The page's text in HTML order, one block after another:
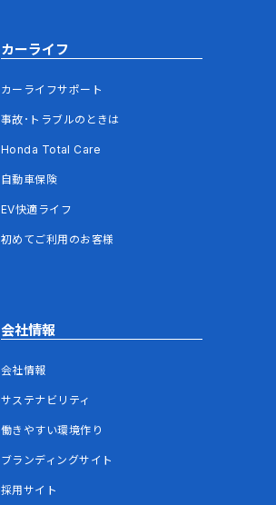
カーライフ
カーライフサポート
事故･トラブルのときは
Honda Total Care
自動車保険
EV快適ライフ
初めてご利用のお客様
会社情報
会社情報
サステナビリティ
働きやすい環境作り
ブランディングサイト
採用サイト